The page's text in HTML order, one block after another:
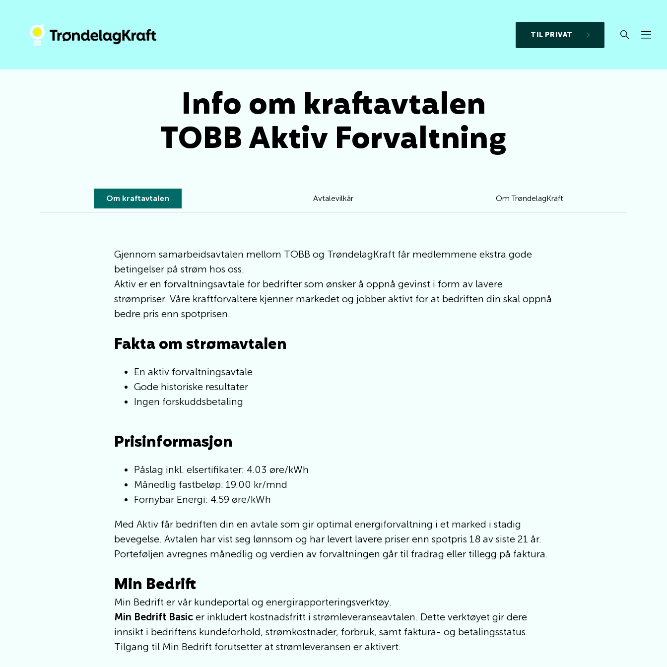
TIL PRIVAT
Info om kraftavtalen
TOBB Aktiv Forvaltning
Om kraftavtalen Avtalevilkår Om TrøndelagKraft
Gjennom samarbeidsavtalen mellom TOBB og TrøndelagKraft får medlemmene ekstra gode
betingelser på strøm hos oss.
Aktiv er en forvaltningsavtale for bedrifter som ønsker å oppnå gevinst i form av lavere
strømpriser. Våre kraftforvaltere kjenner markedet og jobber aktivt for at bedriften din skal oppnå
bedre pris enn spotprisen.
Fakta om strømavtalen
En aktiv forvaltningsavtale
Gode historiske resultater
Ingen forskuddsbetaling
Prisinformasjon
Påslag inkl. elsertifikater: 4.03 øre/kWh
Månedlig fastbeløp: 19.00 kr/mnd
Fornybar Energi: 4.59 øre/kWh
Med Aktiv får bedriften din en avtale som gir optimal energiforvaltning i et marked i stadig
bevegelse. Avtalen har vist seg lønnsom og har levert lavere priser enn spotpris 18 av siste 21 år.
Porteføljen avregnes månedlig og verdien av forvaltningen går til fradrag eller tillegg på faktura.
Min Bedrift
Min Bedrift er vår kundeportal og energirapporteringsverktøy.
Min Bedrift Basic er inkludert kostnadsfritt i strømleveranseavtalen. Dette verktøyet gir dere
innsikt i bedriftens kundeforhold, strømkostnader, forbruk, samt faktura- og betalingsstatus.
Tilgang til Min Bedrift forutsetter at strømleveransen er aktivert.